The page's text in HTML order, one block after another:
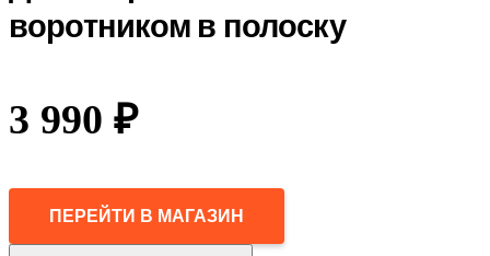
воротником в полоску
3 990 ₽
ПЕРЕЙТИ В МАГАЗИН